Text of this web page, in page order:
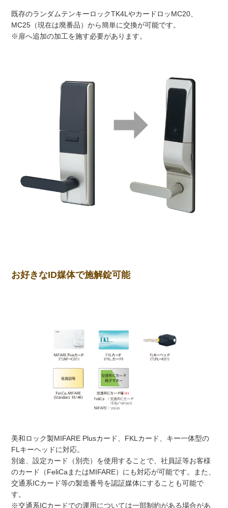
既存のランダムテンキーロックTK4LやカードロッMC20、
MC25（現在は廃番品）から簡単に交換が可能です。
※扉へ追加の加工を施す必要があります。
お好きなID媒体で施解錠可能
美和ロック製MIFARE Plusカード、FKLカード、キー一体型の
FLキーヘッドに対応。
別途、設定カード（別売）を使用することで、社員証等お客様
のカード（FeliCaまたはMIFARE）にも対応が可能です。また、
交通系ICカード等の製造番号を認証媒体にすることも可能で
す。
※交通系ICカードでの運用については一部制約がある場合があ